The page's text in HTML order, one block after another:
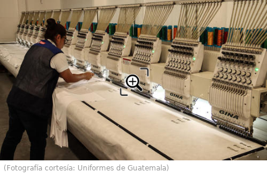
(Fotografía cortesía: Uniformes de Guatemala)